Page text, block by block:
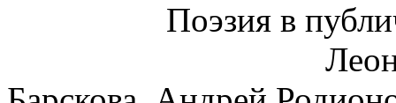
Поэзия в
Леонид